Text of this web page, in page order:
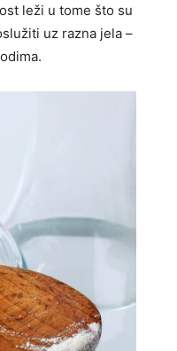
leži u tome što su
uz razna jela –